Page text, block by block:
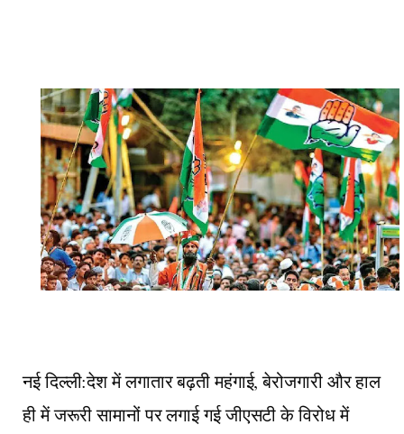
नई दिल्ली:देश में लगातार बढ़ती महंगाई, बेरोजगारी और हाल
ही में जरूरी सामानों पर लगाई गई जीएसटी के विरोध में